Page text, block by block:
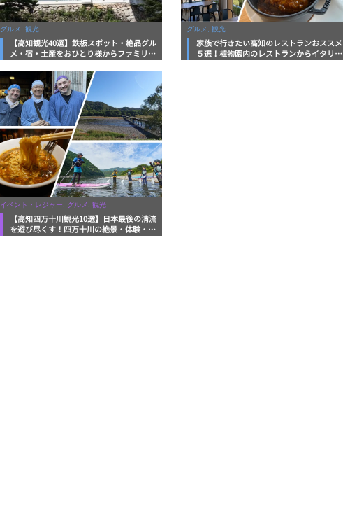
グルメ, 観光
【高知観光40選】鉄板スポット・絶品グル
メ・宿・土産をおひとり様からファミリー
グルメ, 観光
家族で行きたい高知のレストランおススメ
５選！植物園内のレストランからイタリア
イベント・レジャー, グルメ, 観光
【高知四万十川観光10選】日本最後の清流
を遊び尽くす！四万十川の絶景・体験・グ